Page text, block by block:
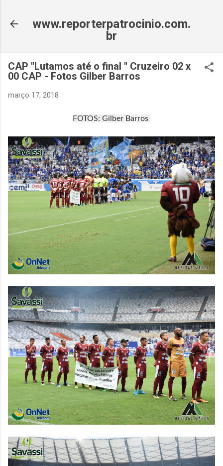
www.reporterpatrocinio.com.
br
CAP ''Lutamos até o final '' Cruzeiro 02 x
00 CAP - Fotos Gilber Barros
março 17, 2018
FOTOS: Gilber Barros